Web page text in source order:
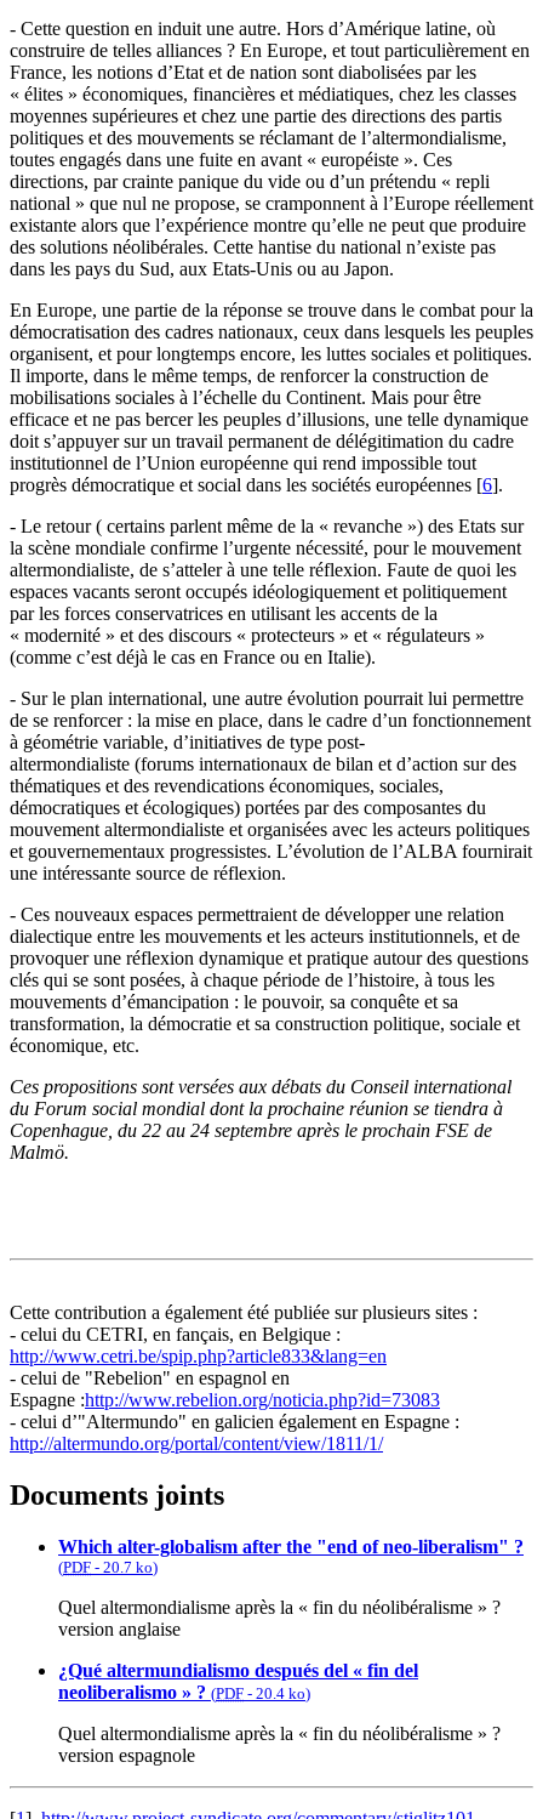
- Cette question en induit une autre. Hors d’Amérique latine, où
construire de telles alliances ? En Europe, et tout particulièrement en
France, les notions d’Etat et de nation sont diabolisées par les
« élites » économiques, financières et médiatiques, chez les classes
moyennes supérieures et chez une partie des directions des partis
politiques et des mouvements se réclamant de l’altermondialisme,
toutes engagés dans une fuite en avant « européiste ». Ces
directions, par crainte panique du vide ou d’un prétendu « repli
national » que nul ne propose, se cramponnent à l’Europe réellement
existante alors que l’expérience montre qu’elle ne peut que produire
des solutions néolibérales. Cette hantise du national n’existe pas
dans les pays du Sud, aux Etats-Unis ou au Japon.
En Europe, une partie de la réponse se trouve dans le combat pour la
démocratisation des cadres nationaux, ceux dans lesquels les peuples
organisent, et pour longtemps encore, les luttes sociales et politiques.
Il importe, dans le même temps, de renforcer la construction de
mobilisations sociales à l’échelle du Continent. Mais pour être
efficace et ne pas bercer les peuples d’illusions, une telle dynamique
doit s’appuyer sur un travail permanent de délégitimation du cadre
institutionnel de l’Union européenne qui rend impossible tout
progrès démocratique et social dans les sociétés européennes [6].
- Le retour ( certains parlent même de la « revanche ») des Etats sur
la scène mondiale confirme l’urgente nécessité, pour le mouvement
altermondialiste, de s’atteler à une telle réflexion. Faute de quoi les
espaces vacants seront occupés idéologiquement et politiquement
par les forces conservatrices en utilisant les accents de la
« modernité » et des discours « protecteurs » et « régulateurs »
(comme c’est déjà le cas en France ou en Italie).
- Sur le plan international, une autre évolution pourrait lui permettre
de se renforcer : la mise en place, dans le cadre d’un fonctionnement
à géométrie variable, d’initiatives de type post-
altermondialiste (forums internationaux de bilan et d’action sur des
thématiques et des revendications économiques, sociales,
démocratiques et écologiques) portées par des composantes du
mouvement altermondialiste et organisées avec les acteurs politiques
et gouvernementaux progressistes. L’évolution de l’ALBA fournirait
une intéressante source de réflexion.
- Ces nouveaux espaces permettraient de développer une relation
dialectique entre les mouvements et les acteurs institutionnels, et de
provoquer une réflexion dynamique et pratique autour des questions
clés qui se sont posées, à chaque période de l’histoire, à tous les
mouvements d’émancipation : le pouvoir, sa conquête et sa
transformation, la démocratie et sa construction politique, sociale et
économique, etc.
Ces propositions sont versées aux débats du Conseil international
du Forum social mondial dont la prochaine réunion se tiendra à
Copenhague, du 22 au 24 septembre après le prochain FSE de
Malmö.
Cette contribution a également été publiée sur plusieurs sites :
- celui du CETRI, en fançais, en Belgique :
http://www.cetri.be/spip.php?article833&lang=en
- celui de "Rebelion" en espagnol en
Espagne :http://www.rebelion.org/noticia.php?id=73083
- celui d’"Altermundo" en galicien également en Espagne :
http://altermundo.org/portal/content/view/1811/1/
Documents joints
Which alter-globalism after the "end of neo-liberalism" ?
(PDF - 20.7 ko)
Quel altermondialisme après la « fin du néolibéralisme » ?
version anglaise
¿Qué altermundialismo después del « fin del
neoliberalismo » ? (PDF - 20.4 ko)
Quel altermondialisme après la « fin du néolibéralisme » ?
version espagnole